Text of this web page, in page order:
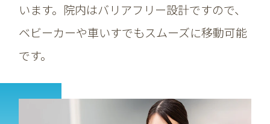
います。院内はバリアフリー設計ですので、
ベビーカーや車いすでもスムーズに移動可能
です。